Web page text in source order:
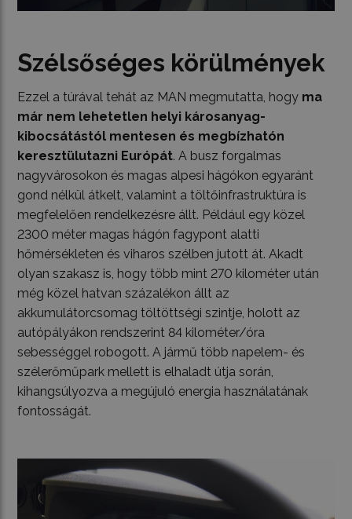
Szélsőséges körülmények
Ezzel a túrával tehát az MAN megmutatta, hogy ma
már nem lehetetlen helyi károsanyag-
kibocsátástól mentesen és megbízhatón
keresztülutazni Európát. A busz forgalmas
nagyvárosokon és magas alpesi hágókon egyaránt
gond nélkül átkelt, valamint a töltőinfrastruktúra is
megfelelően rendelkezésre állt. Például egy közel
2300 méter magas hágón fagypont alatti
hőmérsékleten és viharos szélben jutott át. Akadt
olyan szakasz is, hogy több mint 270 kilométer után
még közel hatvan százalékon állt az
akkumulátorcsomag töltöttségi szintje, holott az
autópályákon rendszerint 84 kilométer/óra
sebességgel robogott. A jármű több napelem- és
szélerőműpark mellett is elhaladt útja során,
kihangsúlyozva a megújuló energia használatának
fontosságát.